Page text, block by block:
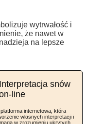
wytrwałość i
że nawet w
na lepsze
Interpretacja snów
line
internetowa, która
własnych interpretacji i
w zrozumieniu ukrytych